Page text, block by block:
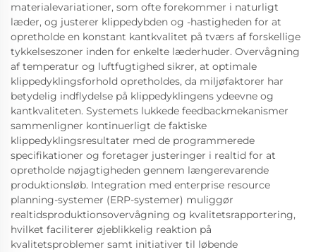
materialevariationer, som ofte forekommer i naturligt
læder, og justerer klippedybden og -hastigheden for at
opretholde en konstant kantkvalitet på tværs af forskellige
tykkelseszoner inden for enkelte læderhuder. Overvågning
af temperatur og luftfugtighed sikrer, at optimale
klippedyklingsforhold opretholdes, da miljøfaktorer har
betydelig indflydelse på klippedyklingens ydeevne og
kantkvaliteten. Systemets lukkede feedbackmekanismer
sammenligner kontinuerligt de faktiske
klippedyklingsresultater med de programmerede
specifikationer og foretager justeringer i realtid for at
opretholde nøjagtigheden gennem længerevarende
produktionsløb. Integration med enterprise resource
planning-systemer (ERP-systemer) muliggør
realtidsproduktionsovervågning og kvalitetsrapportering,
hvilket faciliterer øjeblikkelig reaktion på
kvalitetsproblemer samt initiativer til løbende